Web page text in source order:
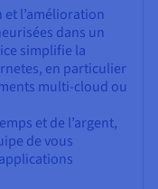
l’amélioration
dans un
simplifie la
en particulier
multi-cloud ou
et de l’argent,
de vous